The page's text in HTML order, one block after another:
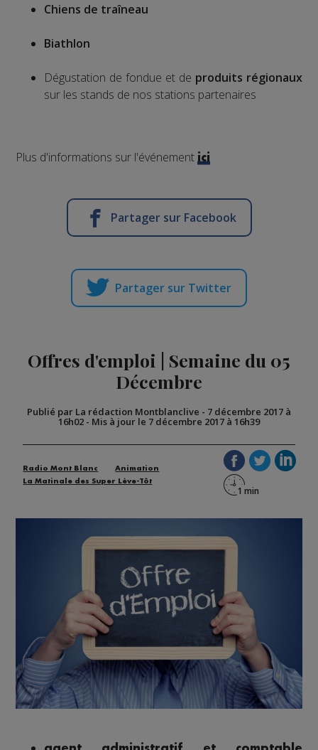
Chiens de traîneau
Biathlon
Dégustation de fondue et de produits régionaux
sur les stands de nos stations partenaires
Plus d'informations sur l'événementici
Partager sur Facebook
Partager sur Twitter
Offres d'emploi | Semaine du 05
Décembre
Publié par La rédaction Montblanclive - 7 décembre 2017 à
16h02 - Mis à jour le 7 décembre 2017 à 16h39
Radio Mont Blanc
Animation
La Matinale des Super Lève-Tôt